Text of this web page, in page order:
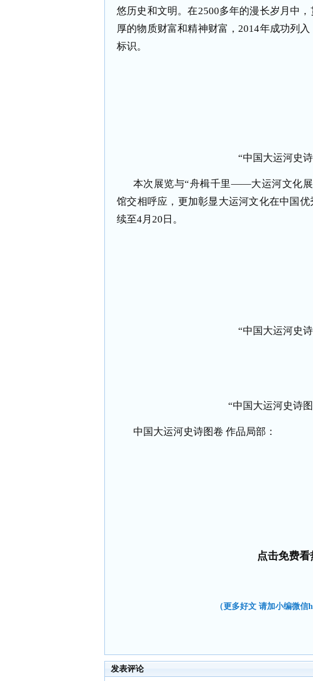
悠历史和文明。在2500多年的漫长岁月中
厚的物质财富和精神财富，2014年成功列
标识。
“中国大运河史
本次展览与“舟楫千里——大运河文化
馆交相呼应，更加彰显大运河文化在中国
续至4月 20 日。
“中国大运河史
“中国大运河史诗
中国大运河史诗图卷 作品局部：
点击免费
（更多好文 请加小编微信
发表评论